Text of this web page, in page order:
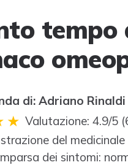
tempo
di: Adriano Rinaldi
Valutazione: 4.9/5 (
del
dei sintomi: